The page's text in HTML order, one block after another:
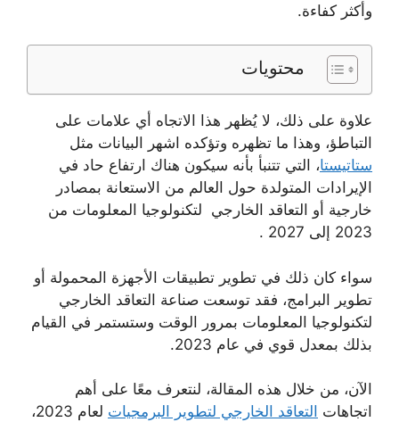
وأكثر كفاءة.
محتويات
علاوة على ذلك، لا يُظهر هذا الاتجاه أي علامات على
التباطؤ، وهذا ما تظهره وتؤكده اشهر البيانات مثل
ستاتيستا، التي تتنبأ بأنه سيكون هناك ارتفاع حاد في
الإيرادات المتولدة حول العالم من الاستعانة بمصادر
خارجية أو التعاقد الخارجي لتكنولوجيا المعلومات من
2023 إلى 2027 .
سواء كان ذلك في تطوير تطبيقات الأجهزة المحمولة أو
تطوير البرامج، فقد توسعت صناعة التعاقد الخارجي
لتكنولوجيا المعلومات بمرور الوقت وستستمر في القيام
بذلك بمعدل قوي في عام 2023.
الآن، من خلال هذه المقالة، لنتعرف معًا على أهم
اتجاهات التعاقد الخارجي لتطوير البرمجيات
لعام 2023،